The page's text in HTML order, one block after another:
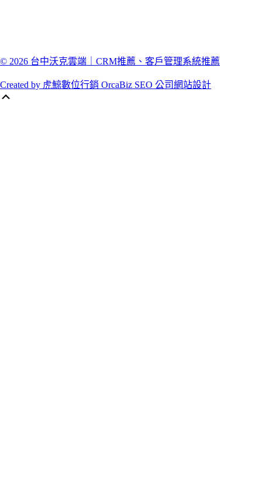
© 2026 台中沃克雲端｜CRM推薦、客戶管理系統推薦
Created by 虎鯨數位行銷 OrcaBiz SEO 公司網站設計